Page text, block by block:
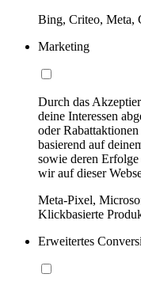
Bing, Criteo, Meta,
Marketing
Durch das
deine Interessen
oder
basierend auf
sowie deren
wir auf dieser
Meta-Pixel,
Klickbasierte
Erweitertes